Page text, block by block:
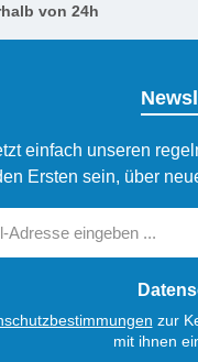
von 24h
einfach unseren
Ersten sein, über
zur
mit ihnen